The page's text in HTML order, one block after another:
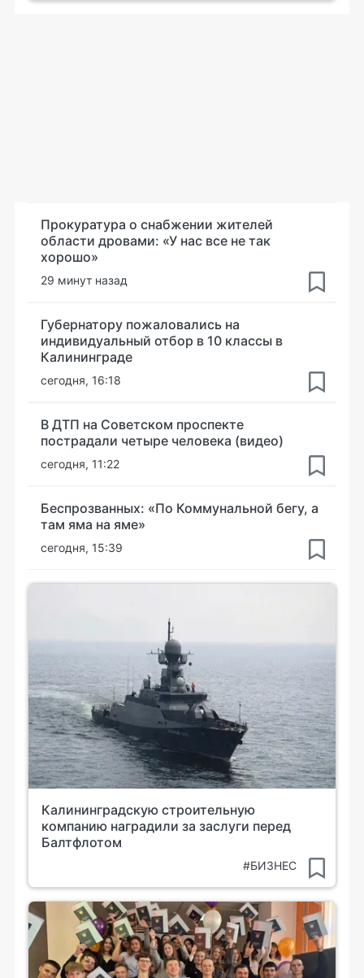
Прокуратура о снабжении жителей
области дровами: «У нас все не так
хорошо»
29 минут назад
Губернатору пожаловались на
индивидуальный отбор в 10 классы в
Калининграде
сегодня, 16:18
В ДТП на Советском проспекте
пострадали четыре человека (видео)
сегодня, 11:22
Беспрозванных: «По Коммунальной бегу, а
там яма на яме»
сегодня, 15:39
Калининградскую строительную
компанию наградили за заслуги перед
Балтфлотом
#БИЗНЕС